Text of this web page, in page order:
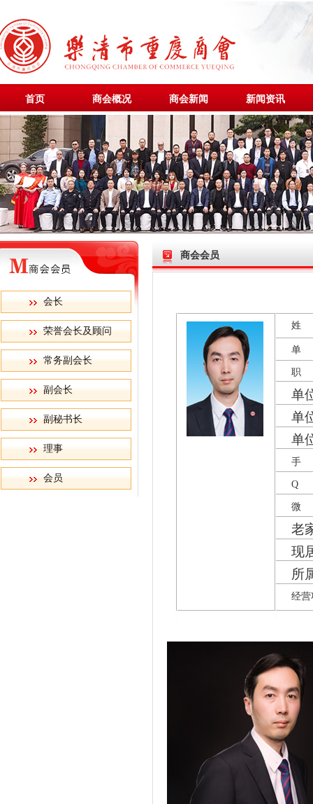
首页 商会概况 商会新闻 新闻资讯
会长
荣誉会长及顾问
常务副会长
副会长
副秘书长
理事
会员
商会会员
姓
单
职
单
单
单
手
Q
微
老
现
所
经营